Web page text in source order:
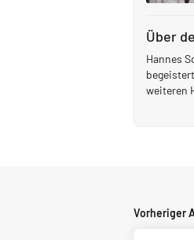
Über
Hannes
weiteren
Vorheriger